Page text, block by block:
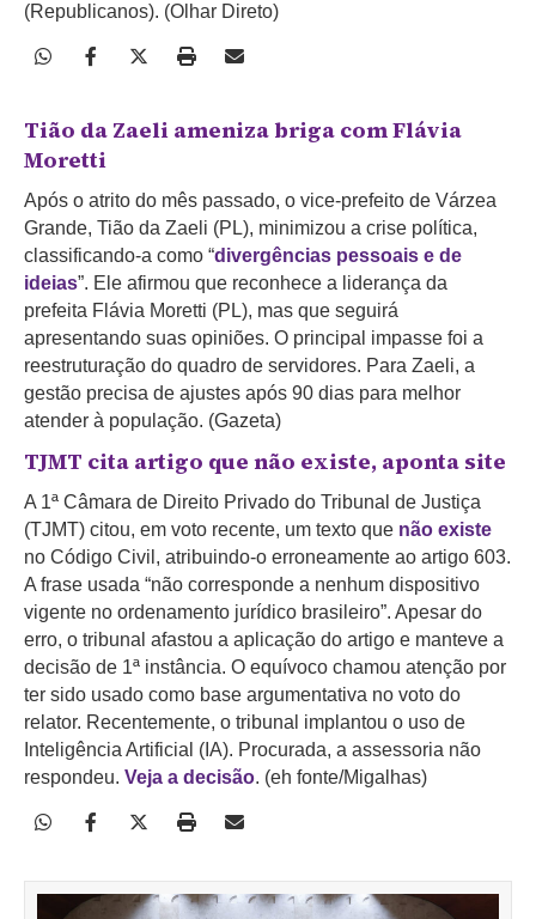
(Republicanos). (Olhar Direto)
Tião da Zaeli ameniza briga com Flávia
Moretti
Após o atrito do mês passado, o vice-prefeito de Várzea
Grande, Tião da Zaeli (PL), minimizou a crise política,
classificando-a como “divergências pessoais e de
ideias”. Ele afirmou que reconhece a liderança da
prefeita Flávia Moretti (PL), mas que seguirá
apresentando suas opiniões. O principal impasse foi a
reestruturação do quadro de servidores. Para Zaeli, a
gestão precisa de ajustes após 90 dias para melhor
atender à população. (Gazeta)
TJMT cita artigo que não existe, aponta site
A 1ª Câmara de Direito Privado do Tribunal de Justiça
(TJMT) citou, em voto recente, um texto que não existe
no Código Civil, atribuindo-o erroneamente ao artigo 603.
A frase usada “não corresponde a nenhum dispositivo
vigente no ordenamento jurídico brasileiro”. Apesar do
erro, o tribunal afastou a aplicação do artigo e manteve a
decisão de 1ª instância. O equívoco chamou atenção por
ter sido usado como base argumentativa no voto do
relator. Recentemente, o tribunal implantou o uso de
Inteligência Artificial (IA). Procurada, a assessoria não
respondeu. Veja a decisão. (eh fonte/Migalhas)